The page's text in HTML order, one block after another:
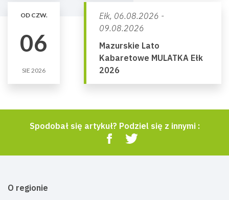
OD CZW.
06
SIE 2026
Ełk, 06.08.2026 -
09.08.2026
Mazurskie Lato
Kabaretowe MULATKA Ełk
2026
Spodobał się artykuł? Podziel się z innymi :
O regionie